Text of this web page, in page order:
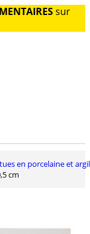
sur
en porcelaine et
cm